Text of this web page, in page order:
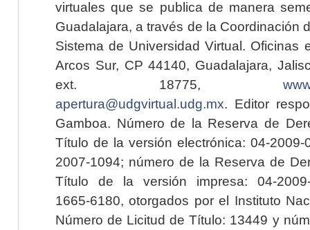
virtuales que se publica de manera
Guadalajara, a través de la Coordinación
Sistema de Universidad Virtual. Oficinas
Arcos Sur, CP 44140, Guadalajara,
ext. 18775,
apertura@udgvirtual.udg.mx. Editor
Gamboa. Número de la Reserva de
Título de la versión electrónica: 04-2009-
2007-1094; número de la Reserva de
Título de la versión impresa: 04-2009-
1665-6180, otorgados por el Instituto
Número de Licitud de Título: 13449 y